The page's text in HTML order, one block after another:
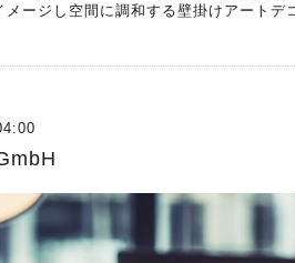
ージし空間に調和する壁掛けアートデ